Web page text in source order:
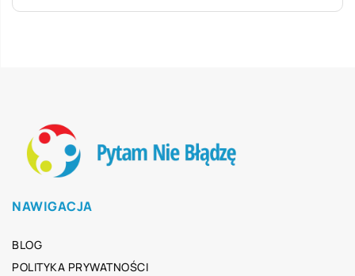
NAWIGACJA
BLOG
POLITYKA PRYWATNOŚCI